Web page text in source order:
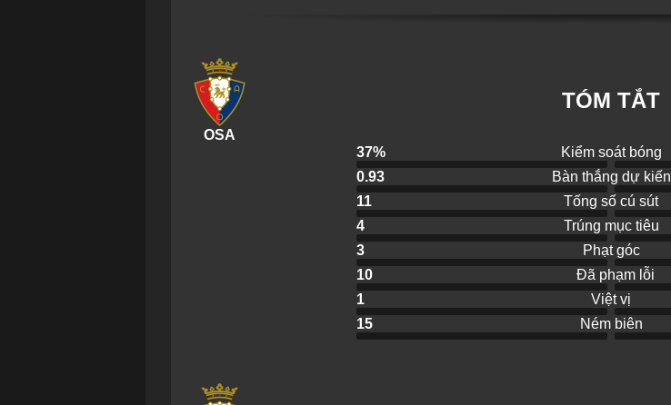
OSA
TÓM TẮT
37% Kiểm soát bóng
0.93
Bàn thắng dự kiến
11
Tống số cú sút
4
Trúng mục tiêu
3
Phạt góc
10
Đã phạm lỗi
1
Việt vị
15
Ném biên